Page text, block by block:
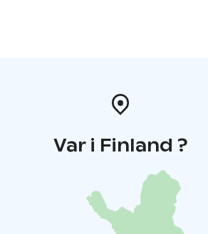
Var i Finland ?